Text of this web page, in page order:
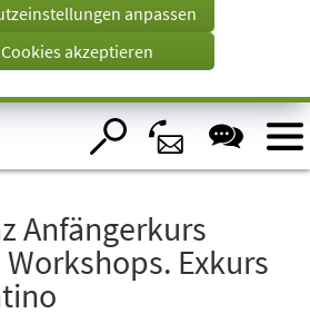
Tab)
anpassen
akzeptieren
Anfängerkurs
Exkurs